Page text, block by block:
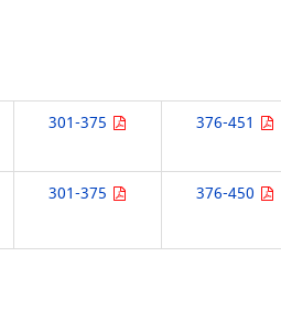
301-375 376-451
301-375 376-450